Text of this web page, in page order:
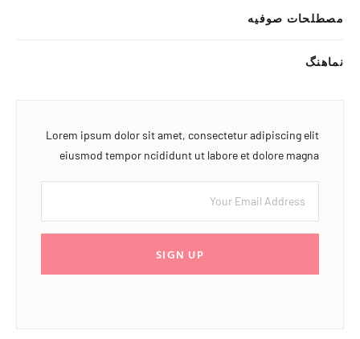
مصطلحات صوفیه
نماهنگ
Lorem ipsum dolor sit amet, consectetur adipiscing elit
eiusmod tempor ncididunt ut labore et dolore magna
SIGN UP